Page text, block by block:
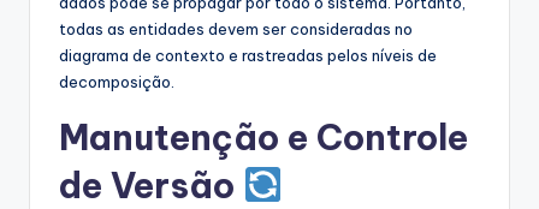
todas as entidades devem ser consideradas no
diagrama de contexto e rastreadas pelos níveis de
decomposição.
Manutenção e Controle
de Versão